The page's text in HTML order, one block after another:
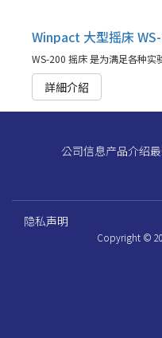
Winpact 大型摇床
WS-200 摇床 是为满足各种实
詳細介紹
公司信息产品介绍
隐私声明
Copyright ©